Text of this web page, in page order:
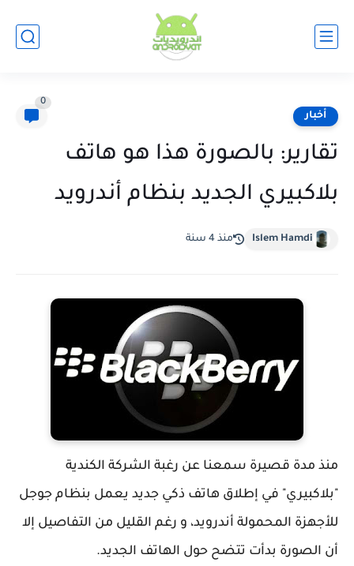
أخبار
0
تقارير: بالصورة هذا هو هاتف
بلاكبيري الجديد بنظام أندرويد
Islem Hamdi منذ 4 سنة
منذ مدة قصيرة سمعنا عن رغبة الشركة الكندية
"بلاكبيري" في إطلاق هاتف ذكي جديد يعمل بنظام جوجل
للأجهزة المحمولة أندرويد، و رغم القليل من التفاصيل إلا
أن الصورة بدأت تتضح حول الهاتف الجديد.